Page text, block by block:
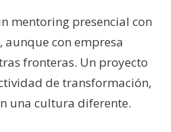
mentoring presencial con
con empresa
fronteras. Un proyecto
de transformación,
una cultura diferente.